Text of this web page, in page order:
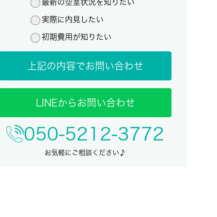
最新の空室状況を知りたい
実際に内見したい
初期費用が知りたい
上記の内容でお問い合わせ
LINEからお問い合わせ
050-5212-3772
お気軽にご相談ください♪